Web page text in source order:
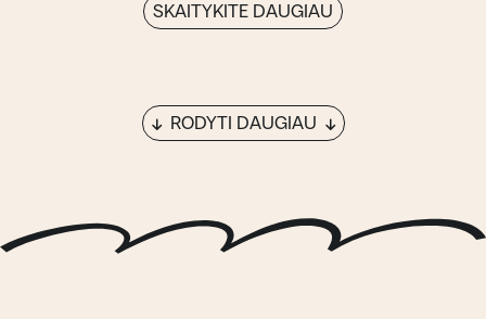
SKAITYKITE DAUGIAU
RODYTI DAUGIAU